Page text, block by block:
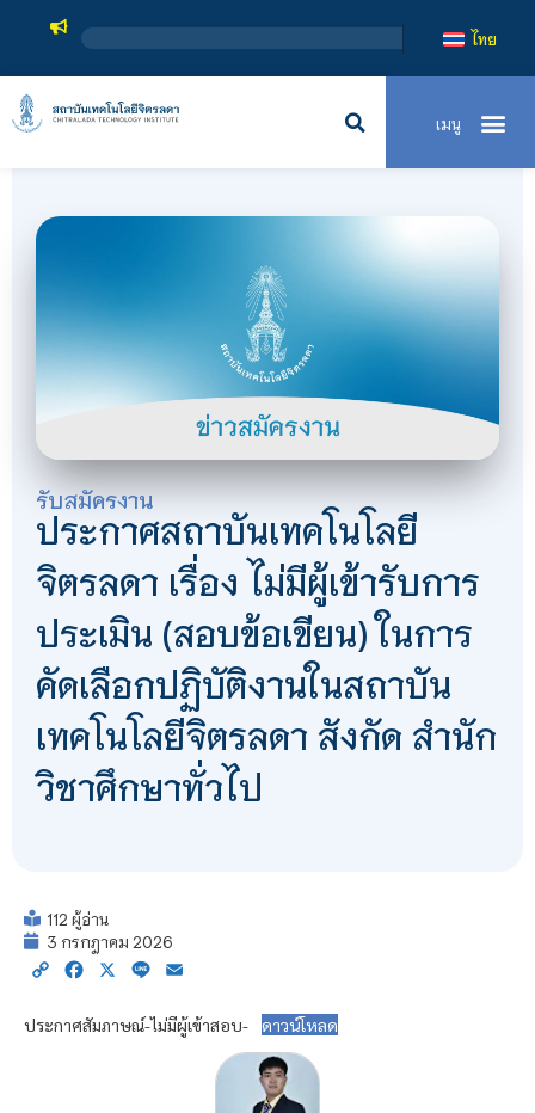
ไทย
รับสมัครงาน
ประกาศสถาบันเทคโนโลยี
จิตรลดา เรื่อง ไม่มีผู้เข้ารับการ
ประเมิน (สอบข้อเขียน) ในการ
คัดเลือกปฏิบัติงานในสถาบัน
เทคโนโลยีจิตรลดา สังกัด สำนัก
วิชาศึกษาทั่วไป
112 ผู้อ่าน
3 กรกฎาคม 2026
Copy Facebook
X Line
ประกาศสัมภาษณ์-ไม่มีผู้เข้าสอบ- ดาวน์โหลด